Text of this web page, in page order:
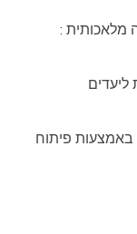
מלאכותית :
ליעדים
באמצעות פיתוח